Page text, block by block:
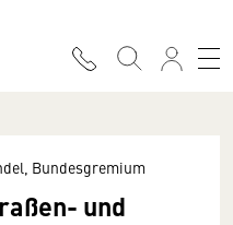
Bundesgremium
und